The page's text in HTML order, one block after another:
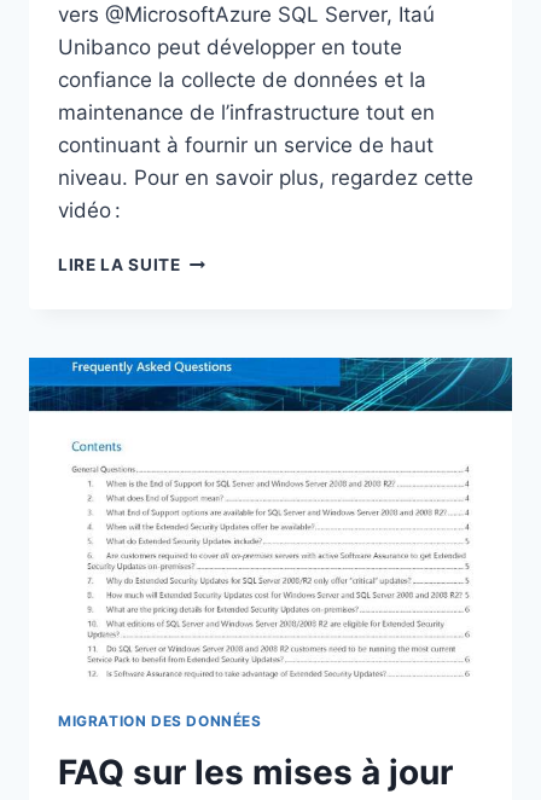
vers @MicrosoftAzure SQL Server, Itaú
Unibanco peut développer en toute
confiance la collecte de données et la
maintenance de l’infrastructure tout en
continuant à fournir un service de haut
niveau. Pour en savoir plus, regardez cette
vidéo :
LIRE LA SUITEITAÚ
DISPONIBILITÉ
DE
SES
LE
TRAITEMENT
DES
DONNÉES
AVEC
SQL
SERVER
2019
MIGRATION DES DONNÉES
FAQ sur les mises à jour